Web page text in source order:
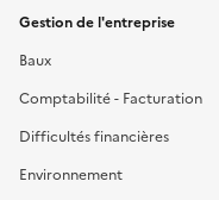
Gestion de l'entreprise
Baux
Comptabilité - Facturation
Difficultés financières
Environnement